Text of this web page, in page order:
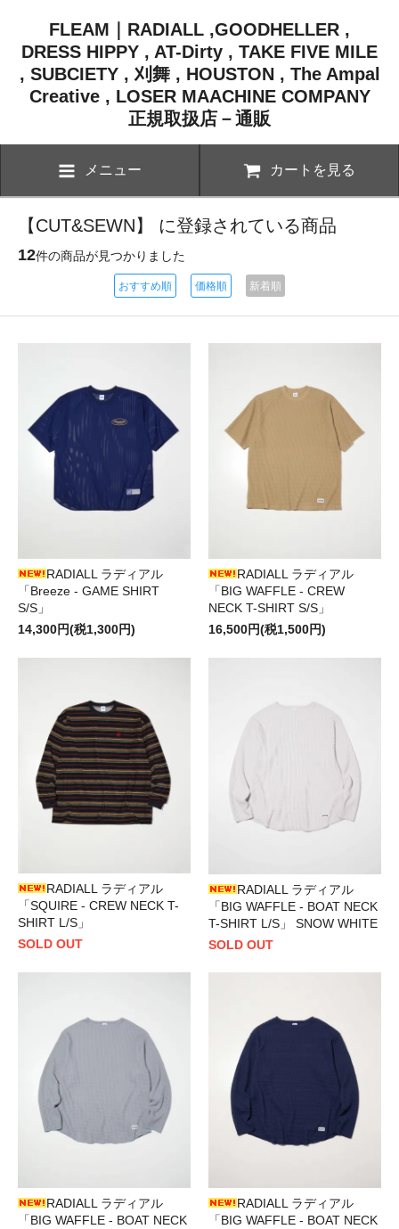
FLEAM｜RADIALL ,GOODHELLER ,
DRESS HIPPY , AT-Dirty , TAKE FIVE MILE
, SUBCIETY , 刈舞 , HOUSTON , The Ampal
Creative , LOSER MAACHINE COMPANY
正規取扱店－通販
メニュー カートを見る
【CUT&SEWN】 に登録されている商品
12件の商品が見つかりました
おすすめ順 価格順 新着順
RADIALL ラディアル
「Breeze - GAME SHIRT
S/S」
14,300円(税1,300円)
RADIALL ラディアル
「BIG WAFFLE - CREW
NECK T-SHIRT S/S」
16,500円(税1,500円)
RADIALL ラディアル
「SQUIRE - CREW NECK T-
SHIRT L/S」
SOLD OUT
RADIALL ラディアル
「BIG WAFFLE - BOAT NECK
T-SHIRT L/S」 SNOW WHITE
SOLD OUT
RADIALL ラディアル
「BIG WAFFLE - BOAT NECK
RADIALL ラディアル
「BIG WAFFLE - BOAT NECK